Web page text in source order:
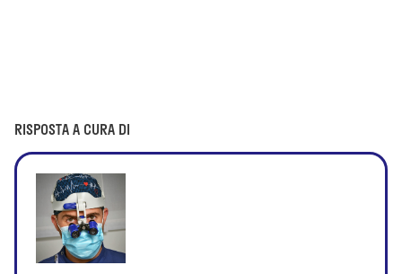
RISPOSTA A CURA DI